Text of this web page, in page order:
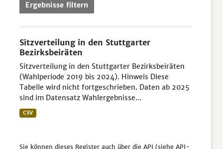
Ergebnisse filtern
Sitzverteilung in den Stuttgarter
Bezirksbeiräten
Sitzverteilung in den Stuttgarter Bezirksbeiräten
(Wahlperiode 2019 bis 2024). Hinweis Diese
Tabelle wird nicht fortgeschrieben. Daten ab 2025
sind im Datensatz Wahlergebnisse...
CSV
Sie können dieses Register auch über die API (siehe API-